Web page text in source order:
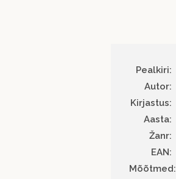
Pealkiri:
Autor
Kirjastus
Aasta
Žanr
EAN
Mõõtmed: